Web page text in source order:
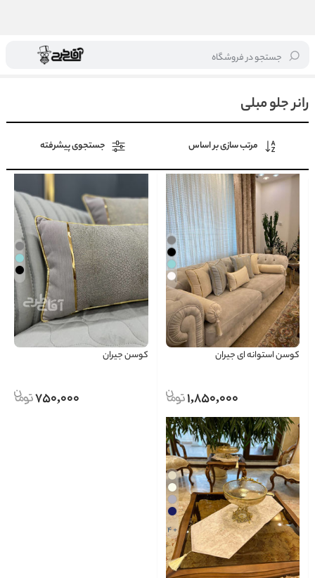
جستجو در فروشگاه خانه / لوازم پذیرایی/ رانر جلو مبلی
رانر جلو مبلی
مرتب سازی بر اساس جستجوی پیشرفته
کوسن استوانه ای جیران
1,850,000
کوسن جیران
750,000
+ 4